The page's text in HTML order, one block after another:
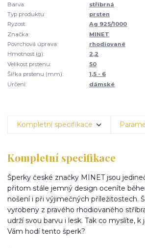
Barva:
stříbrná
Typ produktu:
prsten
Ryzost:
Ag 925/1000
Značka:
MINET
Povrchová úprava:
rhodiované
Hmotnost (g):
2,2
Velikost prstenu:
50
Šířka prstenu (mm):
1,5 - 6
Určení:
dámské
Kompletní specifikace
Kompletní specifikace
Šperky české značky MINET jsou
přitom stále jemný design oceníte
nošení i při výjimečných příležitostech.
vyrobeny z pravého rhodiovaného
udrží svou barvu i lesk. Tak co myslíte,
Vám hodí tento šperk?